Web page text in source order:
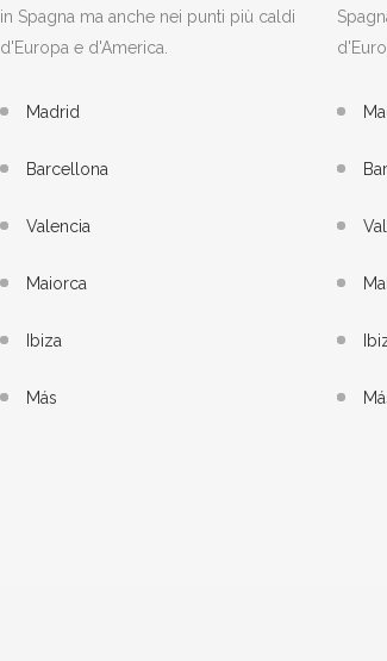
in Spagna ma anche nei punti più caldi
d'Europa e d'America.
Madrid
Barcellona
Valencia
Maiorca
Ibiza
Más